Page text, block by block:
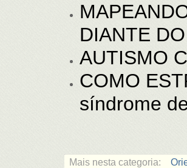
DIANTE
AUTISMO
COMO
síndrome
Mais nesta categoria: